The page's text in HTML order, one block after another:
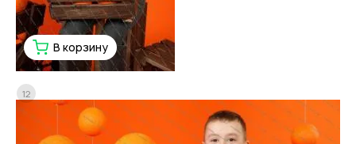
В корзину
12